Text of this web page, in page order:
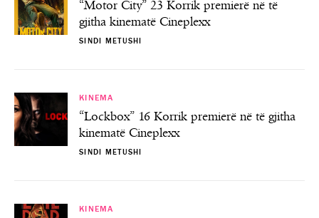
“Motor City” 23 Korrik premierë në të
gjitha kinematë Cineplexx
SINDI METUSHI
KINEMA
“Lockbox” 16 Korrik premierë në të gjitha
kinematë Cineplexx
SINDI METUSHI
KINEMA